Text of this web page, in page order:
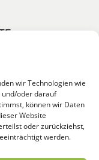
wir Technologien wie
und/oder darauf
können wir Daten
Website
oder zurückziehst,
werden.
GmbH